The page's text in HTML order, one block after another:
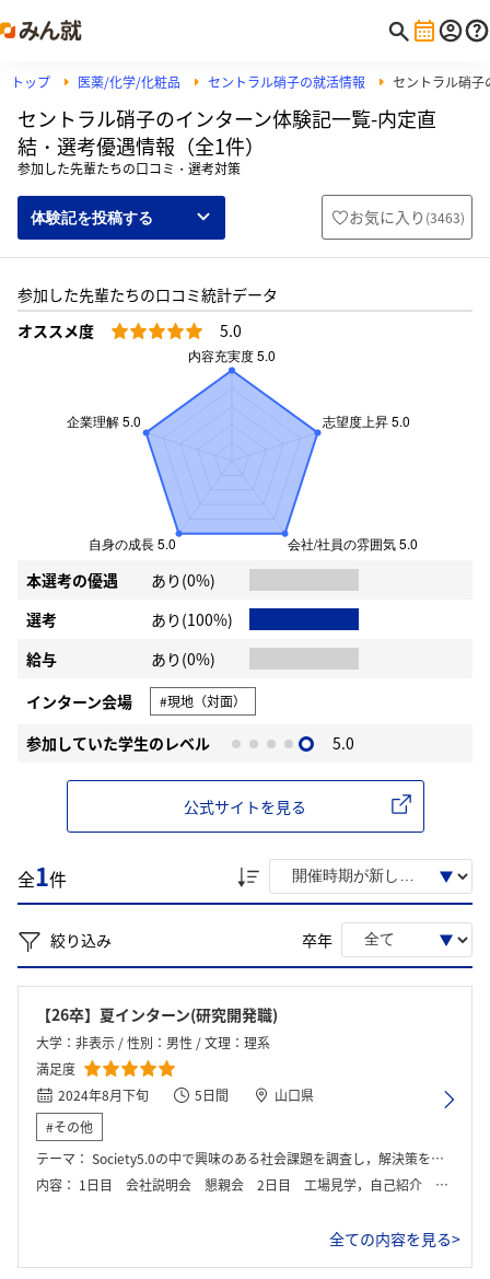
トップ 医薬/化学/化粧品 セントラル硝子の就活情報 セントラル硝子
セントラル硝子のインターン体験記一覧-内定直
結・選考優遇情報（全1件）
参加した先輩たちの口コミ・選考対策
体験記を投稿する お気に入り (3463)
参加した先輩たちの口コミ統計データ
オススメ度
5.0
本選考の優遇
あり(0%)
選考
あり(100%)
給与
あり(0%)
インターン会場
#現地（対面）
参加していた学生のレベル 5.0
公式サイトを見る
全1件
絞り込み 卒年
【26卒】夏インターン(研究開発職)
大学：非表示 / 性別：男性 / 文理：理系
満足度
2024年8月下旬
5日間
山口県
#その他
テーマ： Society5.0の中で興味のある社会課題を調査し，解決策を考察する
内容： 1日目 会社説明会 懇親会 2日目 工場見学，自己紹介 3日目 グループワーク 4日目 簡単な実験，その後社員の方々の前で発表 5日目 1人20分くらいの面談して午前中には終了
全ての内容を見る>